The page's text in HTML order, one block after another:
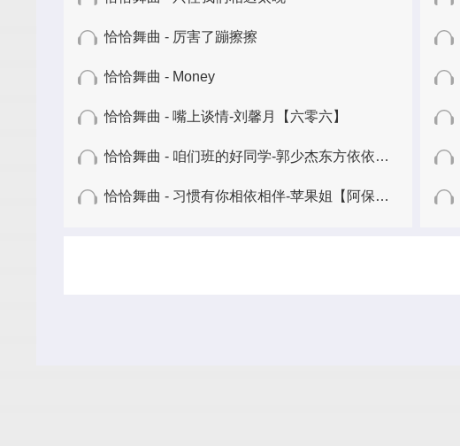
恰恰舞曲 - 厉害了蹦擦擦
恰恰舞曲 - Money
恰恰舞曲 - 嘴上谈情-刘馨月【六零六】
恰恰舞曲 - 咱们班的好同学-郭少杰东方依依【六零六】
恰恰舞曲 - 习惯有你相依相伴-苹果姐【阿保舞曲】